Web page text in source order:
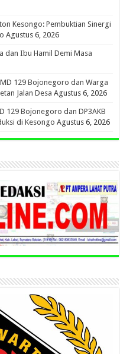
Kesongo: Pembuktian Sinergi
Agustus 6, 2026
dan Ibu Hamil Demi Masa
129 Bojonegoro dan Warga
Jalan Desa Agustus 6, 2026
129 Bojonegoro dan DP3AKB
di Kesongo Agustus 6, 2026